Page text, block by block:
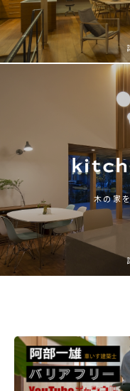
木の家